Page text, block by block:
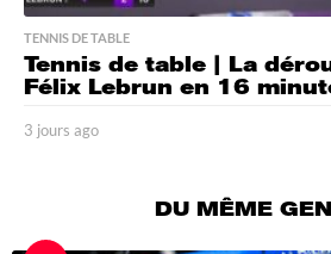
TENNIS DE TABLE
Tennis de table | La
Félix Lebrun en 16
3 jours ago
DU MÊME